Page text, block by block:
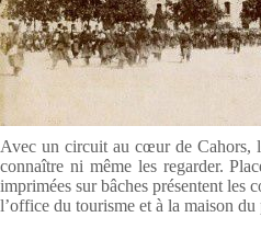
Avec un circuit au cœur de Cahors,
connaître ni même les regarder.
imprimées sur bâches présentent les
l’office du tourisme et à la maison